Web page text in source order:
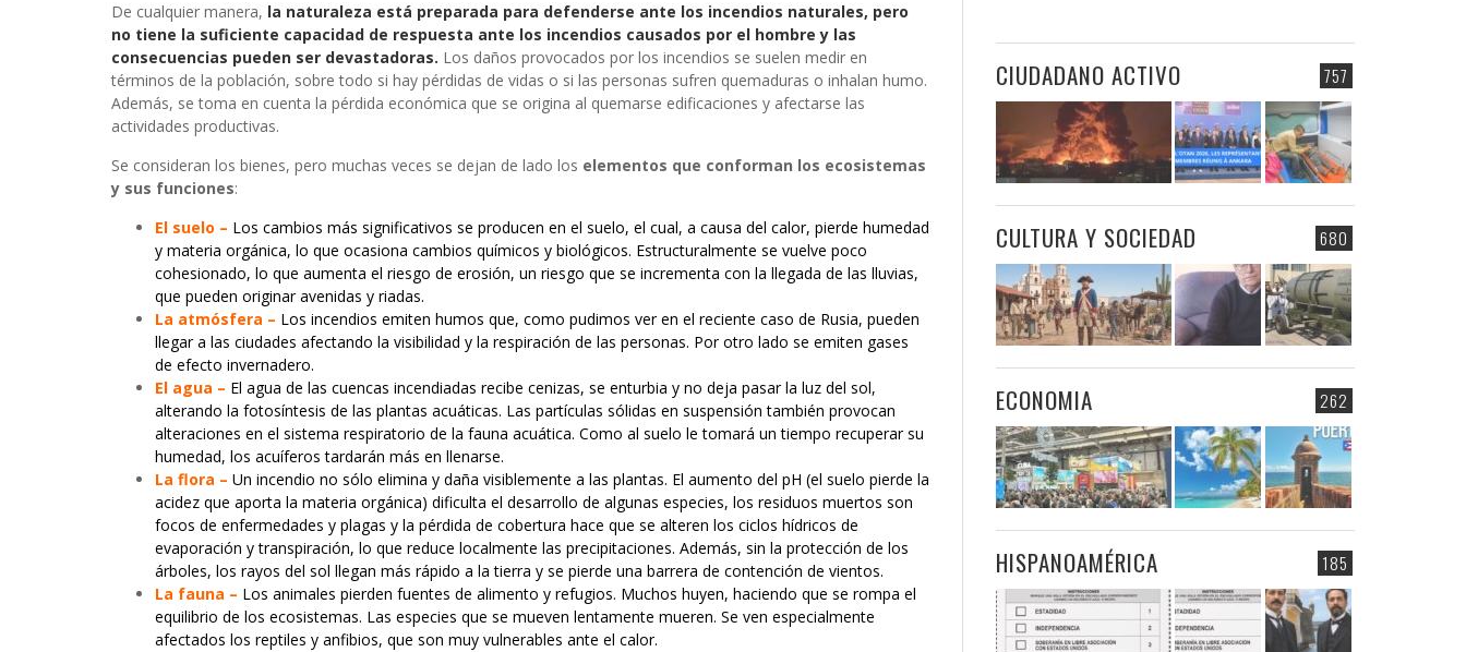
De cualquier manera, la naturaleza está preparada para defenderse ante los incendios naturales, pero
no tiene la suficiente capacidad de respuesta ante los incendios causados por el hombre y las
consecuencias pueden ser devastadoras. Los daños provocados por los incendios se suelen medir en
términos de la población, sobre todo si hay pérdidas de vidas o si las personas sufren quemaduras o inhalan humo.
Además, se toma en cuenta la pérdida económica que se origina al quemarse edificaciones y afectarse las
actividades productivas.
Se consideran los bienes, pero muchas veces se dejan de lado los elementos que conforman los ecosistemas
y sus funciones:
El suelo – Los cambios más significativos se producen en el suelo, el cual, a causa del calor, pierde humedad
y materia orgánica, lo que ocasiona cambios químicos y biológicos. Estructuralmente se vuelve poco
cohesionado, lo que aumenta el riesgo de erosión, un riesgo que se incrementa con la llegada de las lluvias,
que pueden originar avenidas y riadas.
La atmósfera – Los incendios emiten humos que, como pudimos ver en el reciente caso de Rusia, pueden
llegar a las ciudades afectando la visibilidad y la respiración de las personas. Por otro lado se emiten gases
de efecto invernadero.
El agua – El agua de las cuencas incendiadas recibe cenizas, se enturbia y no deja pasar la luz del sol,
alterando la fotosíntesis de las plantas acuáticas. Las partículas sólidas en suspensión también provocan
alteraciones en el sistema respiratorio de la fauna acuática. Como al suelo le tomará un tiempo recuperar su
humedad, los acuíferos tardarán más en llenarse.
La flora – Un incendio no sólo elimina y daña visiblemente a las plantas. El aumento del pH (el suelo pierde la
acidez que aporta la materia orgánica) dificulta el desarrollo de algunas especies, los residuos muertos son
focos de enfermedades y plagas y la pérdida de cobertura hace que se alteren los ciclos hídricos de
evaporación y transpiración, lo que reduce localmente las precipitaciones. Además, sin la protección de los
árboles, los rayos del sol llegan más rápido a la tierra y se pierde una barrera de contención de vientos.
La fauna – Los animales pierden fuentes de alimento y refugios. Muchos huyen, haciendo que se rompa el
equilibrio de los ecosistemas. Las especies que se mueven lentamente mueren. Se ven especialmente
afectados los reptiles y anfibios, que son muy vulnerables ante el calor.
757
CIUDADANO ACTIVO
680
CULTURA Y SOCIEDAD
262
ECONOMIA
185
HISPANOAMÉRICA